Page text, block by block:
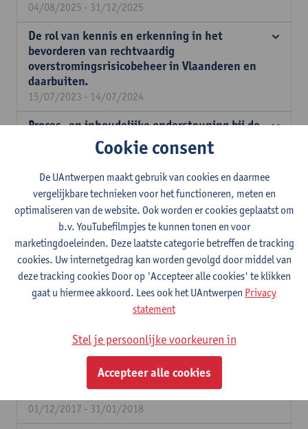
04/08/2025 - 31/12/2025
De rol van kennis en erkenning in het
bevorderen van rechtvaardig
overstromingsrisicobeheer in Vlaanderen en
daarbuiten.
15/07/2023 - 14/07/2024
Proces- en inhoudelijke ondersteuning bij de
voorbereiding van de omgevingsrapportage
door het departement Omgeving.
22/04/2021 - 31/10/2021
InnoFiNS. Implementatie van innovatieve
financiering voor nature-based solutions in
Vlaamse steden.
01/12/2020 - 30/11/2024
Solidariteit in klimaatadaptatiebeleid: naar
meer sociaal-ruimtelijke rechtvaardigheid
onder toenemende meervoudige risico's
01/12/2020 - 01/03/2024
Advies m.b.t. impactindicatoren op Europees
niveau in het kader van het HBM4EU-project -
01/12/2017 - 31/01/2018
Cookie consent
De UAntwerpen maakt gebruik van cookies en daarmee
vergelijkbare technieken voor het functioneren, meten en
optimaliseren van de website. Ook worden er cookies geplaatst om
b.v. YouTubefilmpjes te kunnen tonen en voor
marketingdoeleinden. Deze laatste categorie betreffen de tracking
cookies. Uw internetgedrag kan worden gevolgd door middel van
deze tracking cookies Door op 'Accepteer alle cookies' te klikken
gaat u hiermee akkoord. Lees ook het UAntwerpen Privacy
statement
Stel je persoonlijke voorkeuren in
Accepteer alle cookies